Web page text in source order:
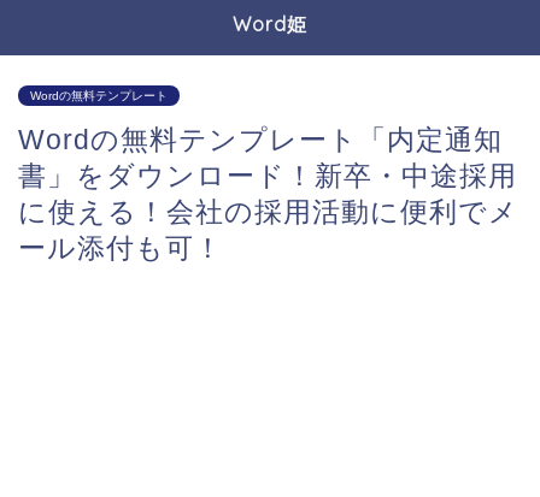
Word姫
Wordの無料テンプレート
Wordの無料テンプレート「内定通知
書」をダウンロード！新卒・中途採用
に使える！会社の採用活動に便利でメ
ール添付も可！